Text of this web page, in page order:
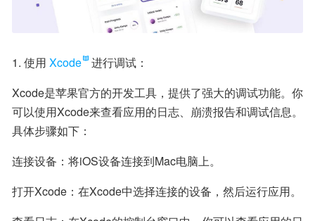
1. 使用 Xcode
进行调试：
Xcode是苹果官方的开发工具，提供了强大的调试功能。你
可以使用Xcode来查看应用的日志、崩溃报告和调试信息。
具体步骤如下：
连接设备：将iOS设备连接到Mac电脑上。
打开Xcode：在Xcode中选择连接的设备，然后运行应用。